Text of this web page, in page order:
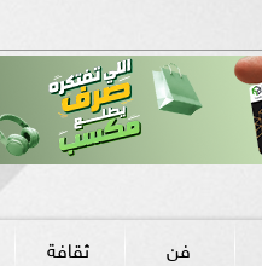
فن ثقافة